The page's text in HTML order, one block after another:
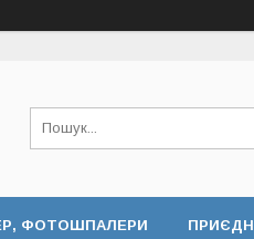
ФОТОШПАЛЕРИ